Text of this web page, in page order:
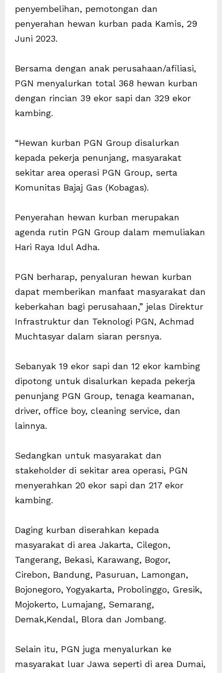
penyembelihan, pemotongan dan
penyerahan hewan kurban pada Kamis, 29
Juni 2023.
Bersama dengan anak perusahaan/afiliasi,
PGN menyalurkan total 368 hewan kurban
dengan rincian 39 ekor sapi dan 329 ekor
kambing.
“Hewan kurban PGN Group disalurkan
kepada pekerja penunjang, masyarakat
sekitar area operasi PGN Group, serta
Komunitas Bajaj Gas (Kobagas).
Penyerahan hewan kurban merupakan
agenda rutin PGN Group dalam memuliakan
Hari Raya Idul Adha.
PGN berharap, penyaluran hewan kurban
dapat memberikan manfaat masyarakat dan
keberkahan bagi perusahaan,” jelas Direktur
Infrastruktur dan Teknologi PGN, Achmad
Muchtasyar dalam siaran persnya.
Sebanyak 19 ekor sapi dan 12 ekor kambing
dipotong untuk disalurkan kepada pekerja
penunjang PGN Group, tenaga keamanan,
driver, office boy, cleaning service, dan
lainnya.
Sedangkan untuk masyarakat dan
stakeholder di sekitar area operasi, PGN
menyerahkan 20 ekor sapi dan 217 ekor
kambing.
Daging kurban diserahkan kepada
masyarakat di area Jakarta, Cilegon,
Tangerang, Bekasi, Karawang, Bogor,
Cirebon, Bandung, Pasuruan, Lamongan,
Bojonegoro, Yogyakarta, Probolinggo, Gresik,
Mojokerto, Lumajang, Semarang,
Demak,Kendal, Blora dan Jombang.
Selain itu, PGN juga menyalurkan ke
masyarakat luar Jawa seperti di area Dumai,